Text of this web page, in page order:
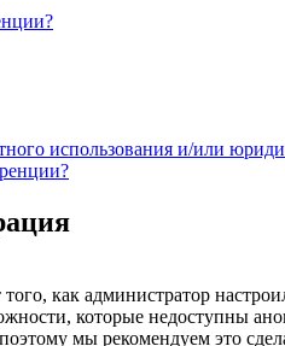
использования и/или
как администратор
которые недоступны
мы рекомендуем это